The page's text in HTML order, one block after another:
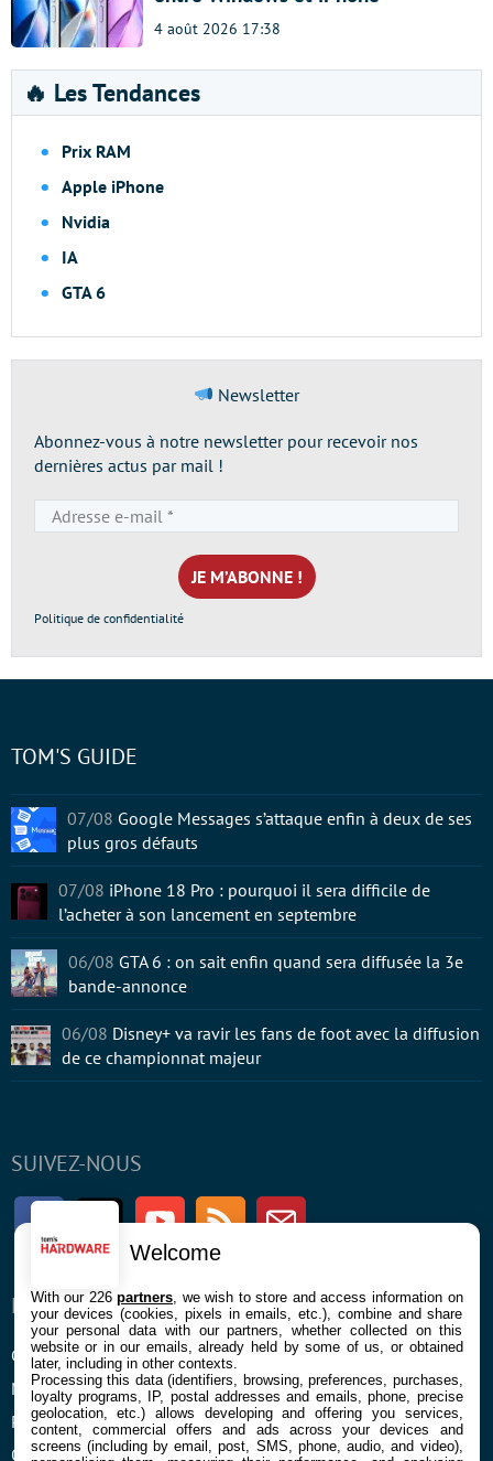
4 août 2026 17:38
🔥 Les Tendances
Prix RAM
Apple iPhone
Nvidia
IA
GTA 6
Newsletter
Abonnez-vous à notre newsletter pour recevoir nos
dernières actus par mail !
e-
mail
*
Politique de confidentialité
SUIVEZ-NOUS
FacebookTwitter Youtube RSS Newsletter
ENTREPRISE
Confidentialité et Cookies
Mentions légales et CGU
Préférences Cookies
Qui sommes nous
À PROPOS
Contact
TOM'S GUIDE
07/08 Google Messages s’attaque enfin à deux de ses
plus gros défauts
07/08 iPhone 18 Pro : pourquoi il sera difficile de
l’acheter à son lancement en septembre
06/08 GTA 6 : on sait enfin quand sera diffusée la 3e
bande-annonce
06/08 Disney+ va ravir les fans de foot avec la diffusion
de ce championnat majeur
Welcome
With our 226partners , we wish to store and access information on
your devices (cookies, pixels in emails, etc.), combine and share
your personal data with our partners, whether collected on this
website or in our emails, already held by some of us, or obtained
later, including in other contexts.
Processing this data (identifiers, browsing, preferences, purchases,
loyalty programs, IP, postal addresses and emails, phone, precise
geolocation, etc.) allows developing and offering you services,
content, commercial offers and ads across your devices and
screens (including by email, post, SMS, phone, audio, and video),